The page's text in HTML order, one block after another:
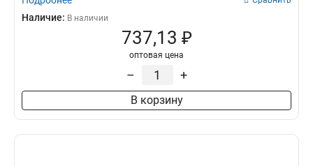
Наличие: В наличии
737,13 ₽
оптовая цена
– +
В корзину